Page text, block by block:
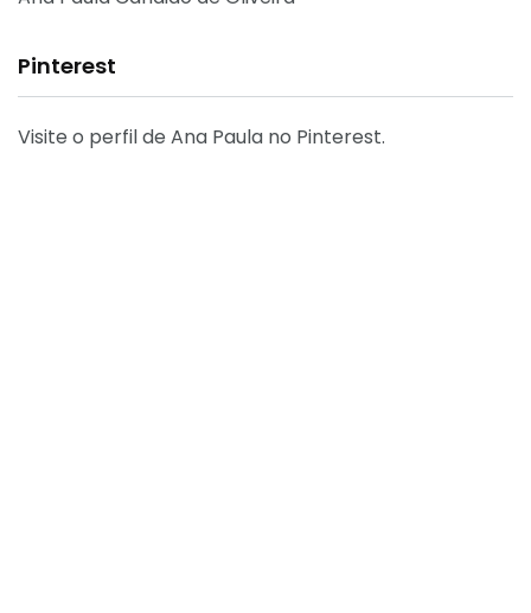
Pinterest
Visite o perfil de Ana Paula no Pinterest.